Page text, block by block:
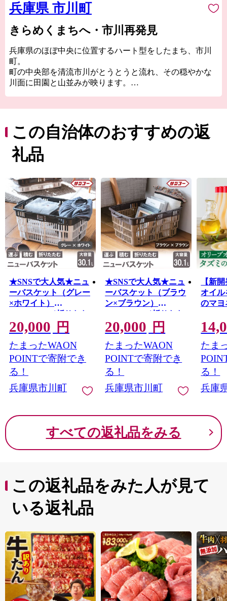
兵庫県 市川町
きらめくまちへ・市川再発見
兵庫県のほぼ中央に位置するハート型をしたまち、市川
町。
町の中央部を清流市川がとうとうと流れ、その穏やかな
川面に田園と山並みが映ります。
山に囲まれた豊かな自然、耳を澄ませば聞こえる清流市
川のせせらぎ。
ゴルフクラブをはじめ、県外からも食べに訪れる人がい
るほどのタズミの卵など、魅力あふれる特産品と自然が
この自治体のおすすめの返
礼品
★SNSで大人気★ニュ
ーバスケット（グレー
×ホワイト）
014SK03N.／折りたた
み バスケット ハンド
ル付き かご 収納 おし
ゃれ プラスチック 持
ち手 アウトドア 小物
収納 洗える 折りたた
める 買い物カゴ コン
テナ ボックス コンパ
ア DIY 工具 サンコー
20,000 円
たまったWAON
POINTで寄附でき
る！
兵庫県市川町
★SNSで大人気★ニュ
ーバスケット（ブラウ
ン×ブラウン）
014SK01N.／折りたた
み バスケット ハンド
ル付き かご 収納 おし
ゃれ プラスチック 持
ち手 アウトドア 小物
収納 洗える 折りたた
める 買い物カゴ コン
テナ ボックス コンパ
20,000 円
たまったWAON
POINTで寄附でき
る！
兵庫県市川町
【新
オイル
のマ
卵 タ
ヨネー
満点
心 安
ダ デ
ラダ
たま
る！
兵庫
すべての返礼品をみる
この返礼品をみた人が見て
いる返礼品